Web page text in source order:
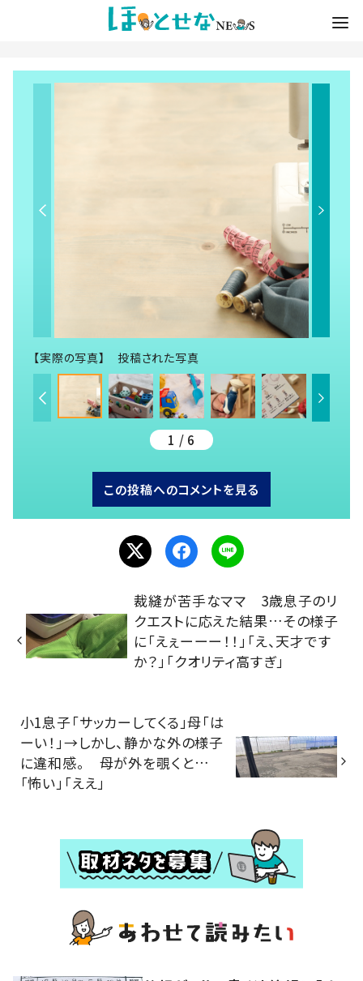
【実際の写真】 投稿された写真
1 / 6
この投稿へのコメントを見る
裁縫が苦手なママ 3歳息子のリ
クエストに応えた結果…その様子
に「えぇーーー！！」「え、天才です
か？」「クオリティ高すぎ」
小1息子「サッカーしてくる」母「は
ーい！」→しかし、静かな外の様子
に違和感。 母が外を覗くと…
「怖い」「ええ」